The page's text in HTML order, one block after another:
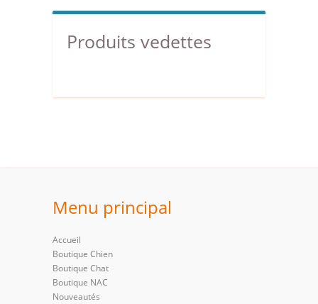
Produits vedettes
Menu principal
Accueil
Boutique Chien
Boutique Chat
Boutique NAC
Nouveautés